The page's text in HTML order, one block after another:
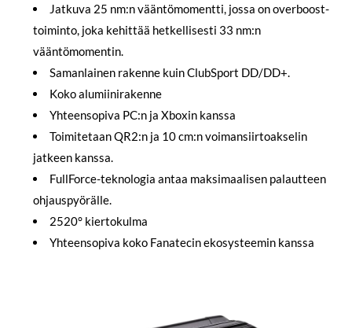
Jatkuva 25 nm:n vääntömomentti, jossa on overboost-
toiminto, joka kehittää hetkellisesti 33 nm:n
vääntömomentin.
Samanlainen rakenne kuin ClubSport DD/DD+.
Koko alumiinirakenne
Yhteensopiva PC:n ja Xboxin kanssa
Toimitetaan QR2:n ja 10 cm:n voimansiirtoakselin
jatkeen kanssa.
FullForce-teknologia antaa maksimaalisen palautteen
ohjauspyörälle.
2520° kiertokulma
Yhteensopiva koko Fanatecin ekosysteemin kanssa